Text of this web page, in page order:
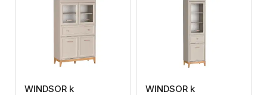
WINDSOR k WINDSOR k